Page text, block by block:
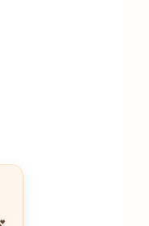
Kısa Kol Fanila T-Shirt